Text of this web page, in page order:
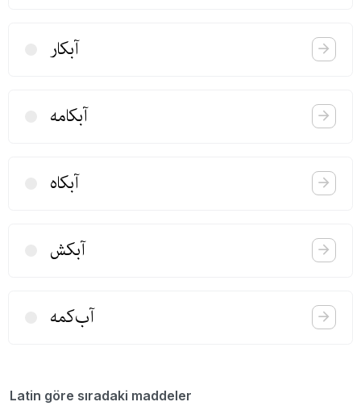
آبكار
آبكامه
آبكاه
آبكش
آب‌كمه
Latin göre sıradaki maddeler